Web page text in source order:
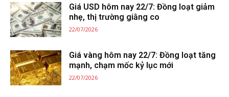
Giá USD hôm nay 22/7: Đồng loạt giảm
nhẹ, thị trường giằng co
22/07/2026
Giá vàng hôm nay 22/7: Đồng loạt tăng
mạnh, chạm mốc kỷ lục mới
22/07/2026